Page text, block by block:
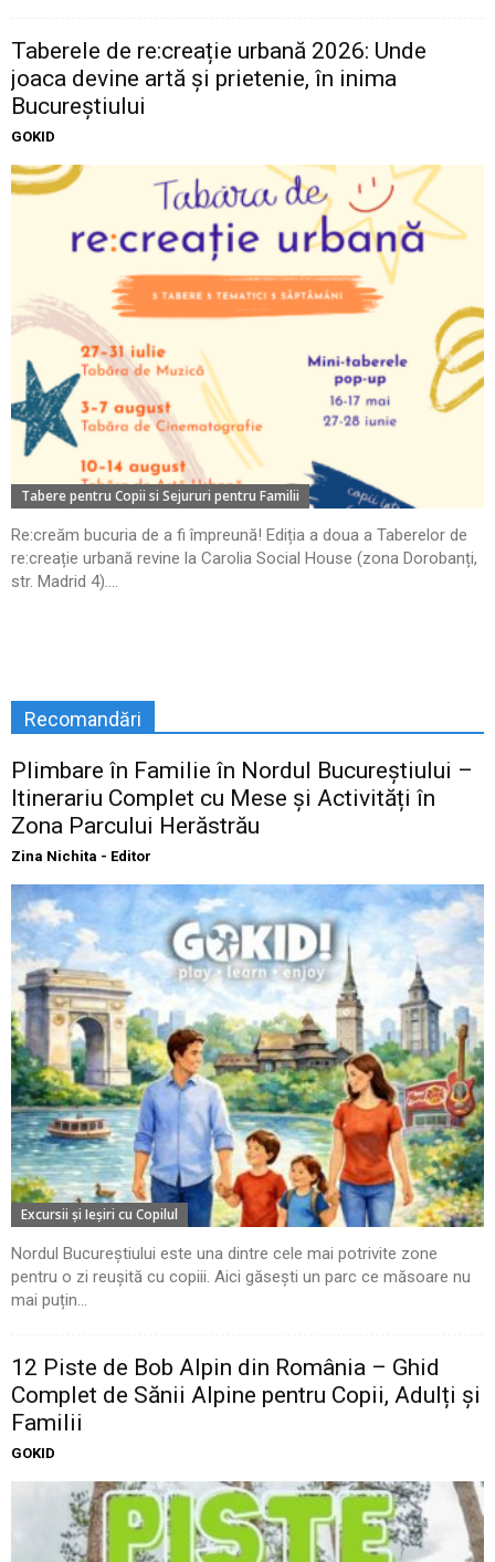
Taberele de re:creație urbană 2026: Unde
joaca devine artă și prietenie, în inima
Bucureștiului
GOKID
Tabere pentru Copii si Sejururi pentru Familii
Re:creăm bucuria de a fi împreună! Ediția a doua a Taberelor de
re:creație urbană revine la Carolia Social House (zona Dorobanți,
str. Madrid 4)....
Recomandări
Plimbare în Familie în Nordul Bucureștiului –
Itinerariu Complet cu Mese și Activități în
Zona Parcului Herăstrău
Zina Nichita - Editor
Excursii şi Ieşiri cu Copilul
Nordul Bucureștiului este una dintre cele mai potrivite zone
pentru o zi reușită cu copiii. Aici găsești un parc ce măsoare nu
mai puțin...
12 Piste de Bob Alpin din România – Ghid
Complet de Sănii Alpine pentru Copii, Adulți și
Familii
GOKID